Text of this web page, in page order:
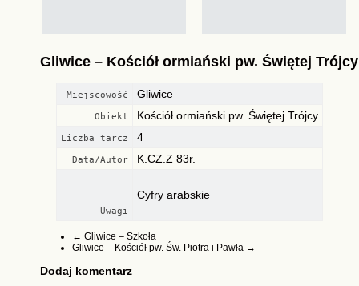
Gliwice – Kościół ormiański pw. Świętej Trójcy
Miejscowość Gliwice
Obiekt Kościół ormiański pw. Świętej Trójcy
Liczba tarcz 4
Data/Autor K.CZ.Z 83r.
Uwagi
Cyfry arabskie
← Gliwice – Szkoła
Gliwice – Kościół pw. Św. Piotra i Pawła →
Dodaj komentarz